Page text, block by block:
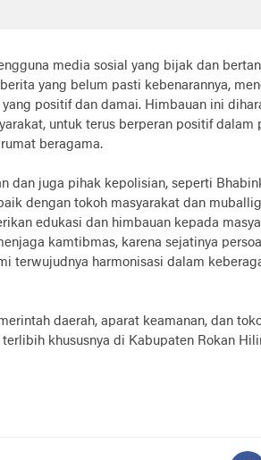
media sosial yang bijak dan
yang belum pasti kebenarannya,
positif dan damai. Himbauan ini
untuk terus berperan positif dalam
beragama.
dan juga pihak kepolisian, seperti
dengan tokoh masyarakat dan
edukasi dan himbauan kepada
kamtibmas, karena sejatinya
terwujudnya harmonisasi dalam
daerah, aparat keamanan, dan
khususnya di Kabupaten Rokan